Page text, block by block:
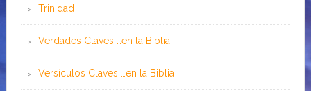
Trinidad
Verdades Claves …en la Biblia
Versículos Claves …en la Biblia